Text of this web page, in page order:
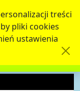
treści
pliki cookies
ustawienia